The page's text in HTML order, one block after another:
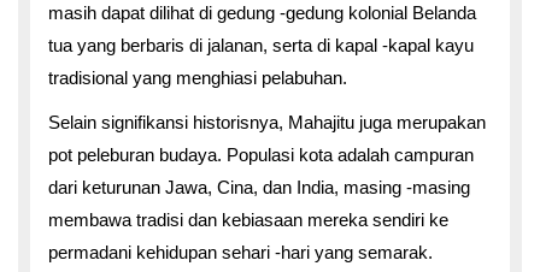
masih dapat dilihat di gedung -gedung kolonial Belanda
tua yang berbaris di jalanan, serta di kapal -kapal kayu
tradisional yang menghiasi pelabuhan.
Selain signifikansi historisnya, Mahajitu juga merupakan
pot peleburan budaya. Populasi kota adalah campuran
dari keturunan Jawa, Cina, dan India, masing -masing
membawa tradisi dan kebiasaan mereka sendiri ke
permadani kehidupan sehari -hari yang semarak.